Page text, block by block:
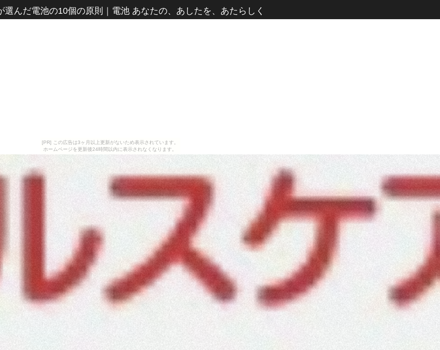
[PR] この広告は3ヶ月以上更新がないため表示されています。
ホームページを更新後24時間以内に表示されなくなります。
選んだ電池の10個の原則 電池 あなたの、あしたを、あたらしく